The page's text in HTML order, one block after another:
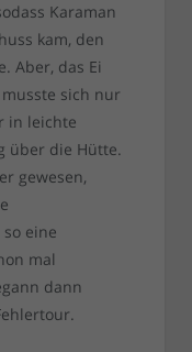
Karaman
kam, den
Aber, das Ei
sich nur
in leichte
über die Hütte.
gewesen,
eine
mal
dann